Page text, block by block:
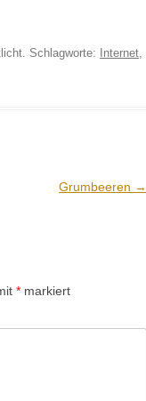
Schlagworte: Internet,
Grumbeeren →
* markiert